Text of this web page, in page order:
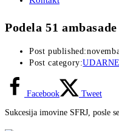
Podela 51
Post published:
Post category:
Facebook Tweet
Sukcesija imovine SFRJ, posle